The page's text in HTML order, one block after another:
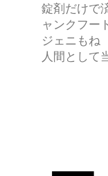
錠剤だけで
ャンクフー
ジェニもね
人間として